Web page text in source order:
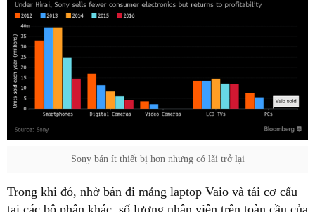
Sony bán ít thiết bị hơn nhưng có lãi trở lại
Trong khi đó, nhờ bán đi mảng laptop Vaio và tái cơ cấu
tại các bộ phận khác, số lượng nhân viên trên toàn cầu của